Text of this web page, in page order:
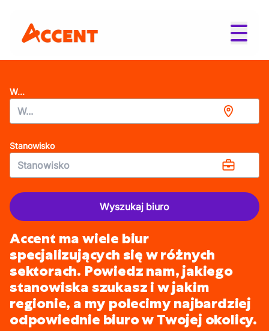
W...
Stanowisko
Wyszukaj biuro
Accent ma wiele biur
specjalizujących się w różnych
sektorach. Powiedz nam, jakiego
stanowiska szukasz i w jakim
regionie, a my polecimy najbardziej
odpowiednie biuro w Twojej okolicy.